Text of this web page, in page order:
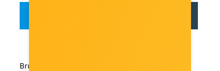
Bruto težina (kg): 0.03 kg